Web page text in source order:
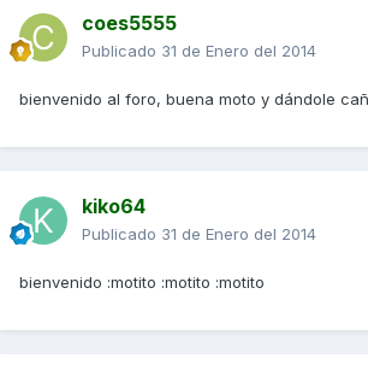
coes5555
Publicado 31 de Enero del 2014
bienvenido al foro, buena moto y dándole
kiko64
Publicado 31 de Enero del 2014
bienvenido :motito :motito :motito